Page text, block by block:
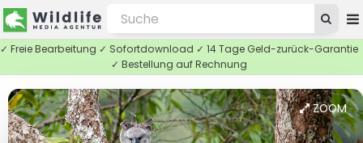
✓ Freie Bearbeitung ✓ Sofortdownload ✓ 14 Tage Geld-zurück-Garantie
✓ Bestellung auf Rechnung
ZOOM